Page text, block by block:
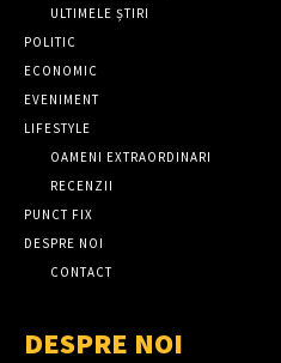
ULTIMELE ȘTIRI
POLITIC
ECONOMIC
EVENIMENT
LIFESTYLE
OAMENI EXTRAORDINARI
RECENZII
PUNCT FIX
DESPRE NOI
CONTACT
DESPRE NOI